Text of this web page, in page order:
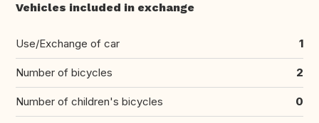
Vehicles included in exchange
Use/Exchange of car 1
Number of bicycles 2
Number of children's bicycles 0